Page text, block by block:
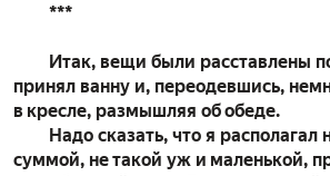
***
Итак, вещи были расставлены
принял ванну и, переодевшись,
в кресле, размышляя об обеде.
Надо сказать, что я располагал
суммой, не такой уж и маленькой,